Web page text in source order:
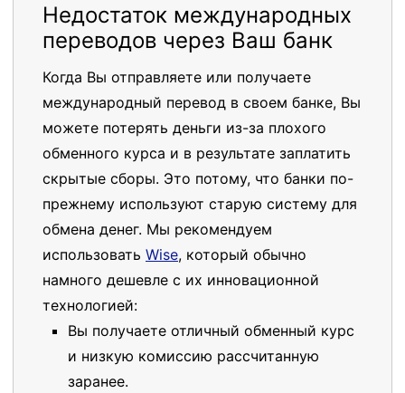
Недостаток международных
переводов через Ваш банк
Когда Вы отправляете или получаете
международный перевод в своем банке, Вы
можете потерять деньги из-за плохого
обменного курса и в результате заплатить
скрытые сборы. Это потому, что банки по-
прежнему используют старую систему для
обмена денег. Мы рекомендуем
использовать Wise, который обычно
намного дешевле с их инновационной
технологией:
Вы получаете отличный обменный курс
и низкую комиссию рассчитанную
заранее.